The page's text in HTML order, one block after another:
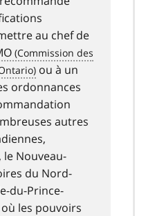
au chef de
ou à un
ordonnances
autres
le Nouveau-
du Nord-
du-Prince-
les pouvoirs